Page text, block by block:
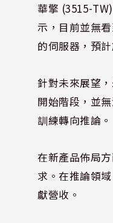
華擎 (3515-
示，目前並無
的伺服器，預
針對未來展望
開始階段，並
訓練轉向推論。
在新產品佈局
求。在推論領
獻營收。